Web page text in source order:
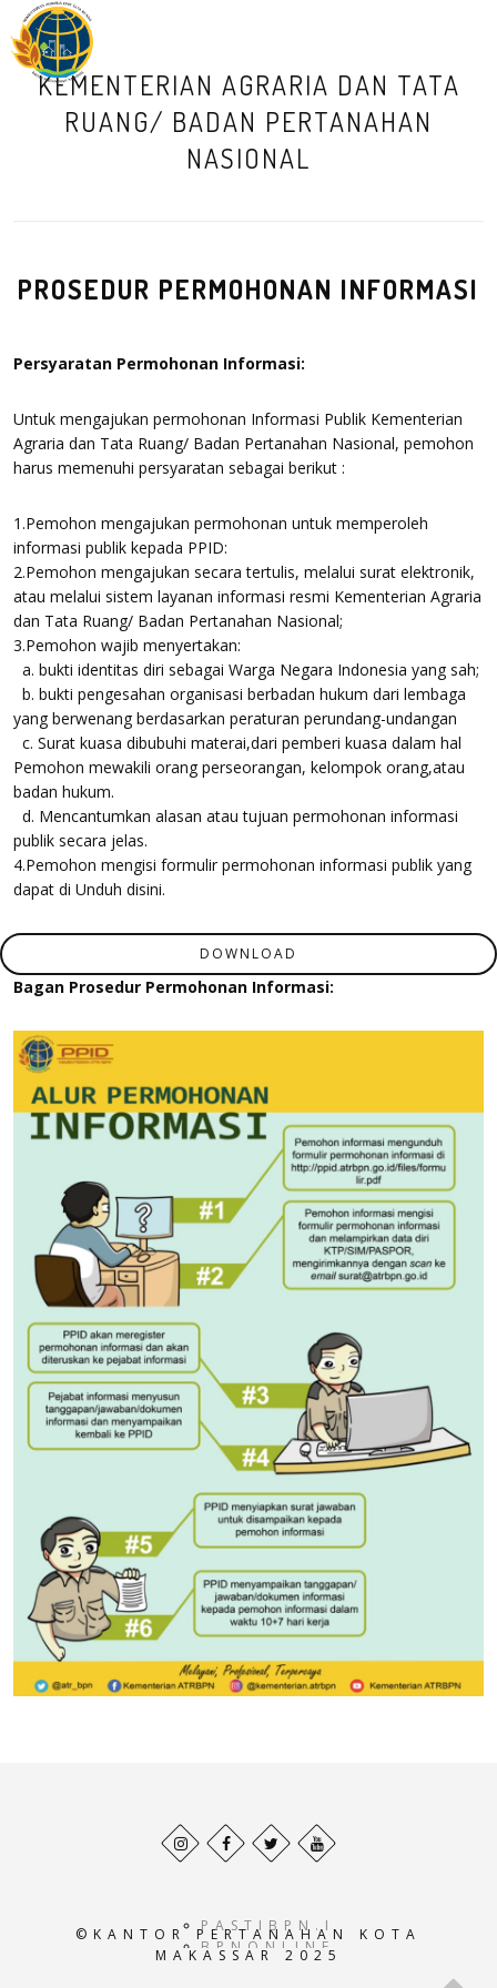
KEMENTERIAN AGRARIA DAN TATA
RUANG/ BADAN PERTANAHAN
NASIONAL
PROSEDUR PERMOHONAN INFORMASI
Persyaratan Permohonan Informasi:
Untuk mengajukan permohonan Informasi Publik Kementerian
Agraria dan Tata Ruang/ Badan Pertanahan Nasional, pemohon
harus memenuhi persyaratan sebagai berikut :
1.Pemohon mengajukan permohonan untuk memperoleh
informasi publik kepada PPID:
2.Pemohon mengajukan secara tertulis, melalui surat elektronik,
atau melalui sistem layanan informasi resmi Kementerian Agraria
dan Tata Ruang/ Badan Pertanahan Nasional;
3.Pemohon wajib menyertakan:
a. bukti identitas diri sebagai Warga Negara Indonesia yang sah;
b. bukti pengesahan organisasi berbadan hukum dari lembaga
yang berwenang berdasarkan peraturan perundang-undangan
c. Surat kuasa dibubuhi materai,dari pemberi kuasa dalam hal
Pemohon mewakili orang perseorangan, kelompok orang,atau
badan hukum.
d. Mencantumkan alasan atau tujuan permohonan informasi
publik secara jelas.
4.Pemohon mengisi formulir permohonan informasi publik yang
dapat di Unduh disini.
DOWNLOAD
Bagan Prosedur Permohonan Informasi:
BehanceFacebookTwitterPinterest
©KANTOR PERTANAHAN KOTA
MAKASSAR 2025
PASTIBPN.ID
BPNONLINE.AC.ID